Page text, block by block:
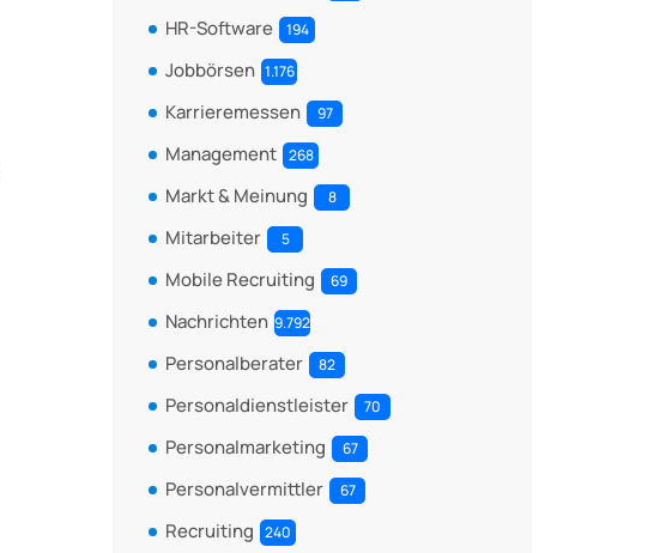
HR-Software 194
Jobbörsen 1.176
Karrieremessen 97
Management 268
Markt & Meinung 8
Mitarbeiter 5
Mobile Recruiting 69
Nachrichten 9.792
Personalberater 82
Personaldienstleister 70
Personalmarketing 67
Personalvermittler 67
Recruiting 240